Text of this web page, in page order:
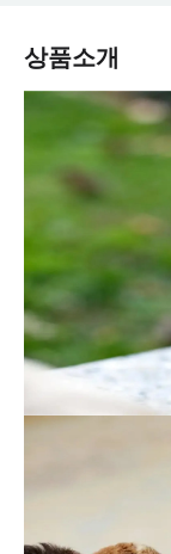
상품소개